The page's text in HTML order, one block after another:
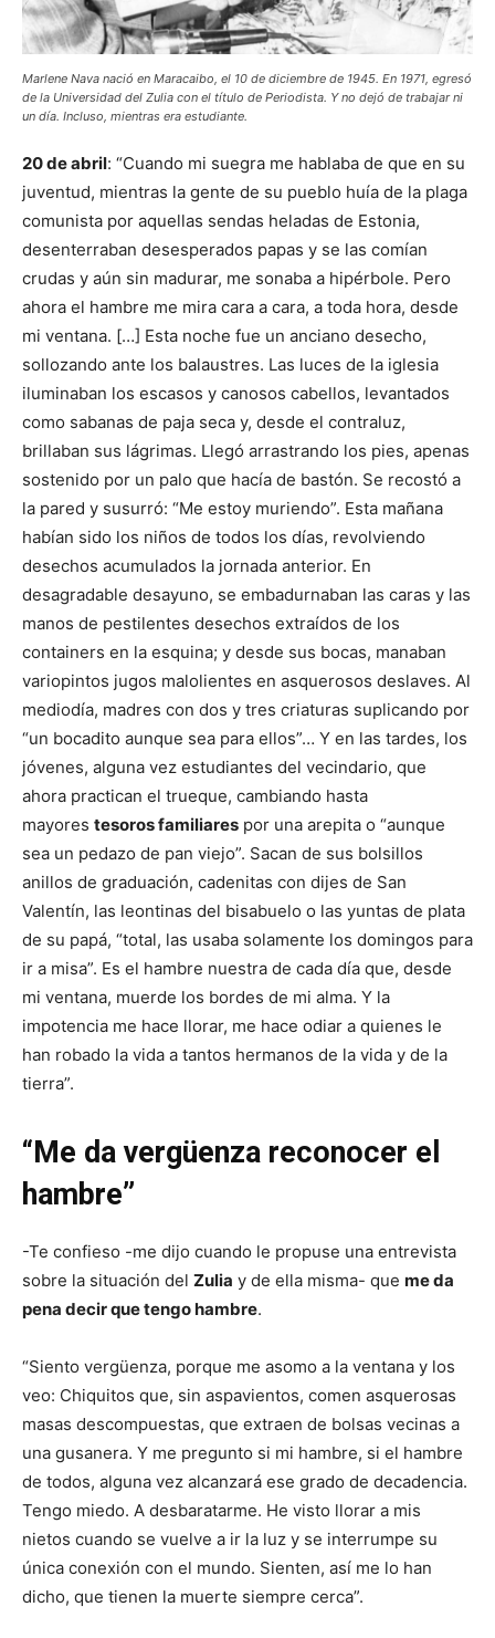
Marlene Nava nació en Maracaibo, el 10 de diciembre de 1945. En 1971, egresó
de la Universidad del Zulia con el título de Periodista. Y no dejó de trabajar ni
un día. Incluso, mientras era estudiante.
20 de abril: “Cuando mi suegra me hablaba de que en su
juventud, mientras la gente de su pueblo huía de la plaga
comunista por aquellas sendas heladas de Estonia,
desenterraban desesperados papas y se las comían
crudas y aún sin madurar, me sonaba a hipérbole. Pero
ahora el hambre me mira cara a cara, a toda hora, desde
mi ventana. […] Esta noche fue un anciano desecho,
sollozando ante los balaustres. Las luces de la iglesia
iluminaban los escasos y canosos cabellos, levantados
como sabanas de paja seca y, desde el contraluz,
brillaban sus lágrimas. Llegó arrastrando los pies, apenas
sostenido por un palo que hacía de bastón. Se recostó a
la pared y susurró: “Me estoy muriendo”. Esta mañana
habían sido los niños de todos los días, revolviendo
desechos acumulados la jornada anterior. En
desagradable desayuno, se embadurnaban las caras y las
manos de pestilentes desechos extraídos de los
containers en la esquina; y desde sus bocas, manaban
variopintos jugos malolientes en asquerosos deslaves. Al
mediodía, madres con dos y tres criaturas suplicando por
“un bocadito aunque sea para ellos”… Y en las tardes, los
jóvenes, alguna vez estudiantes del vecindario, que
ahora practican el trueque, cambiando hasta
mayores tesoros familiares por una arepita o “aunque
sea un pedazo de pan viejo”. Sacan de sus bolsillos
anillos de graduación, cadenitas con dijes de San
Valentín, las leontinas del bisabuelo o las yuntas de plata
de su papá, “total, las usaba solamente los domingos para
ir a misa”. Es el hambre nuestra de cada día que, desde
mi ventana, muerde los bordes de mi alma. Y la
impotencia me hace llorar, me hace odiar a quienes le
han robado la vida a tantos hermanos de la vida y de la
tierra”.
“Me da vergüenza reconocer el
hambre”
-Te confieso -me dijo cuando le propuse una entrevista
sobre la situación del Zulia y de ella misma- que me da
pena decir que tengo hambre.
“Siento vergüenza, porque me asomo a la ventana y los
veo: Chiquitos que, sin aspavientos, comen asquerosas
masas descompuestas, que extraen de bolsas vecinas a
una gusanera. Y me pregunto si mi hambre, si el hambre
de todos, alguna vez alcanzará ese grado de decadencia.
Tengo miedo. A desbaratarme. He visto llorar a mis
nietos cuando se vuelve a ir la luz y se interrumpe su
única conexión con el mundo. Sienten, así me lo han
dicho, que tienen la muerte siempre cerca”.